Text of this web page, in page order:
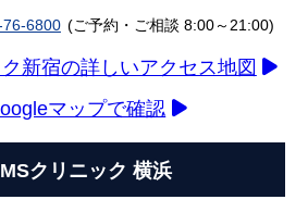
76-6800 (ご予約・ご相談 8:00～21:00)
新宿の詳しいアクセス地図
マップで確認
MSクリニック 横浜